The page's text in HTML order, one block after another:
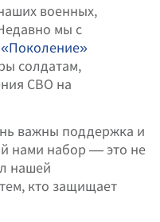
военных,
мы с
солдатам,
СВО на
важны поддержка и
нами набор — это не
нашей
кто защищает